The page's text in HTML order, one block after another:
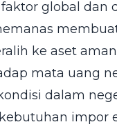
global dan
ke aset
mata uang
dalam
impor